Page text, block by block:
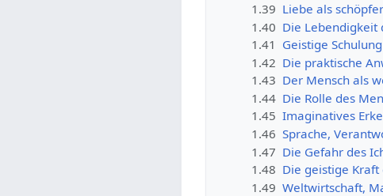
1.39 Liebe als
1.40 Die Lebendigkeit
1.41 Geistige
1.42 Die praktische
1.43 Der Mensch als
1.44 Die Rolle des
1.45 Imaginatives
1.46 Sprache,
1.47 Die Gefahr des
1.48 Die geistige Kraft
1.49 Weltwirtschaft,